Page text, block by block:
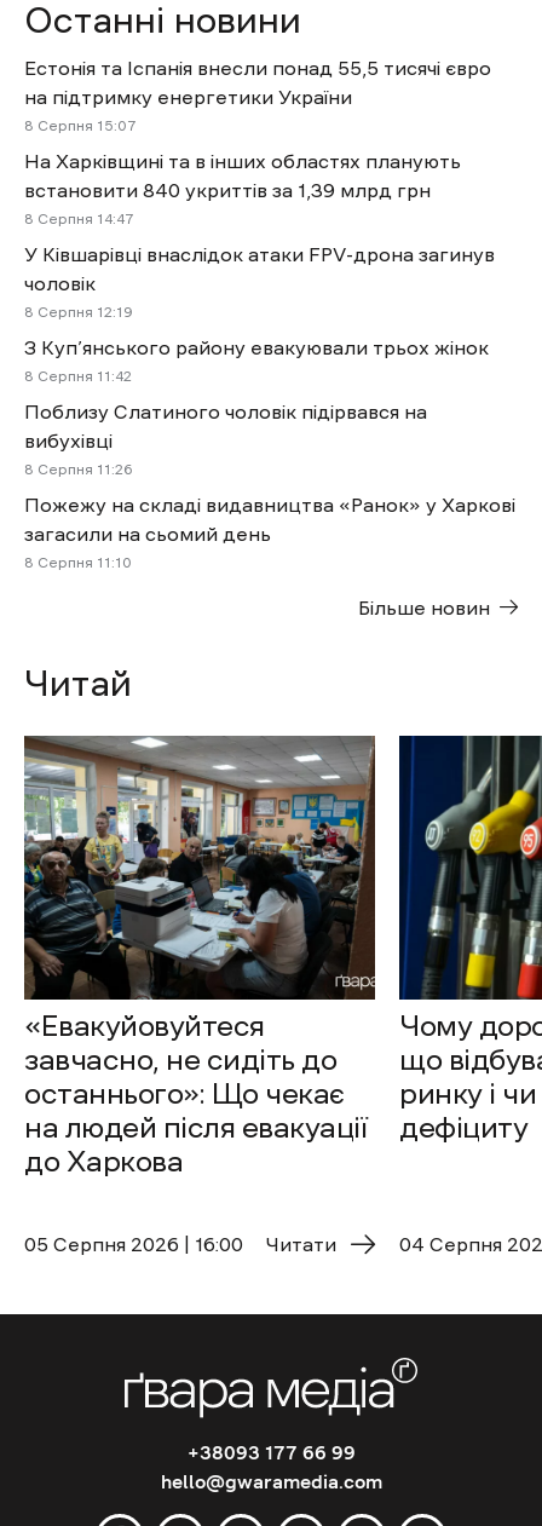
Останні новини
Естонія та Іспанія внесли понад 55,5 тисячі євро
на підтримку енергетики України
8 Cерпня 15:07
На Харківщині та в інших областях планують
встановити 840 укриттів за 1,39 млрд грн
8 Cерпня 14:47
У Ківшарівці внаслідок атаки FPV-дрона загинув
чоловік
8 Cерпня 12:19
З Куп’янського району евакуювали трьох жінок
8 Cерпня 11:42
Поблизу Слатиного чоловік підірвався на
вибухівці
8 Cерпня 11:26
Пожежу на складі видавництва «Ранок» у Харкові
загасили на сьомий день
8 Cерпня 11:10
Більше новин
Читай
«Евакуйовуйтеся
завчасно, не сидіть до
останнього»: Що чекає
на людей після евакуації
до Харкова
05 Cерпня 2026 | 16:00 Читати
Чому
що
ринку і
дефіциту
04 Cерпня
+38093 177 66 99
hello@gwaramedia.com